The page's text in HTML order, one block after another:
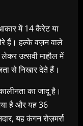
में 14 कैरेट या
हैं। हल्के वज़न वाले
उत्सवी माहौल में
से निखार देते हैं।
का जादू है।
है और यह 36
यह कंगन रोज़मर्रा